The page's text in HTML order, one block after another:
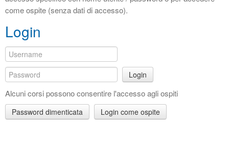
come ospite (senza dati di accesso).
Login
Login
Alcuni corsi possono consentire l'accesso agli ospiti
Password dimenticata